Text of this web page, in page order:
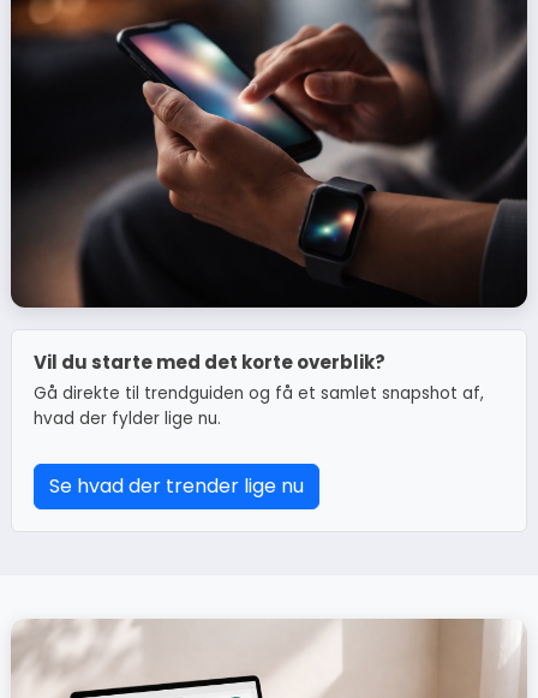
Vil du starte med det korte overblik?
Gå direkte til trendguiden og få et samlet snapshot af,
hvad der fylder lige nu.
Se hvad der trender lige nu